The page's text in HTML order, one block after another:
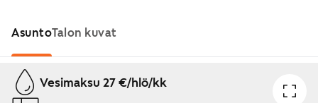
AsuntoTalon kuvat
Näytetään dia 1 / 1
Vesimaksu 27 €/hlö/kk